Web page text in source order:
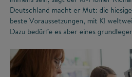
Deutschland macht er Mut: die
beste Voraussetzungen, mit KI
Dazu bedürfe es aber eines